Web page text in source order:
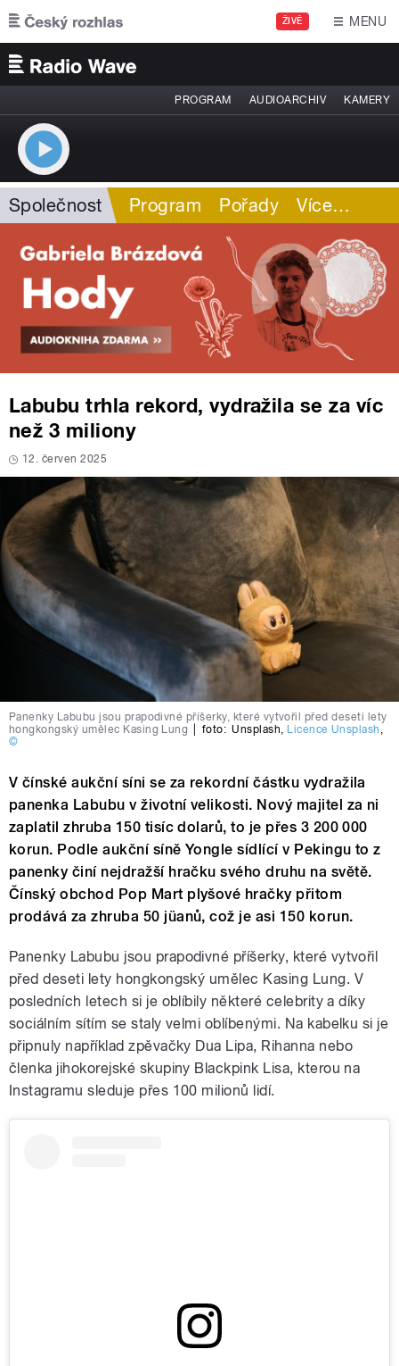
Přejít k hlavnímu obsahu
ŽIVĚ MENU
PROGRAM AUDIOARCHIV KAMERY
Společnost Program Pořady Více…
Labubu trhla rekord, vydražila se za víc
než 3 miliony
12. červen 2025
Panenky Labubu jsou prapodivné příšerky, které vytvořil před deseti lety
hongkongský umělec Kasing Lung
foto: Unsplash, Licence Unsplash ,
©
V čínské aukční síni se za rekordní částku vydražila
panenka Labubu v životní velikosti. Nový majitel za ni
zaplatil zhruba 150 tisíc dolarů, to je přes 3 200 000
korun. Podle aukční síně Yongle sídlící v Pekingu to z
panenky činí nejdražší hračku svého druhu na světě.
Čínský obchod Pop Mart plyšové hračky přitom
prodává za zhruba 50 jüanů, což je asi 150 korun.
Panenky Labubu jsou prapodivné příšerky, které vytvořil
před deseti lety hongkongský umělec Kasing Lung. V
posledních letech si je oblíbily některé celebrity a díky
sociálním sítím se staly velmi oblíbenými. Na kabelku si je
připnuly například zpěvačky Dua Lipa, Rihanna nebo
členka jihokorejské skupiny Blackpink Lisa, kterou na
Instagramu sleduje přes 100 milionů lidí.